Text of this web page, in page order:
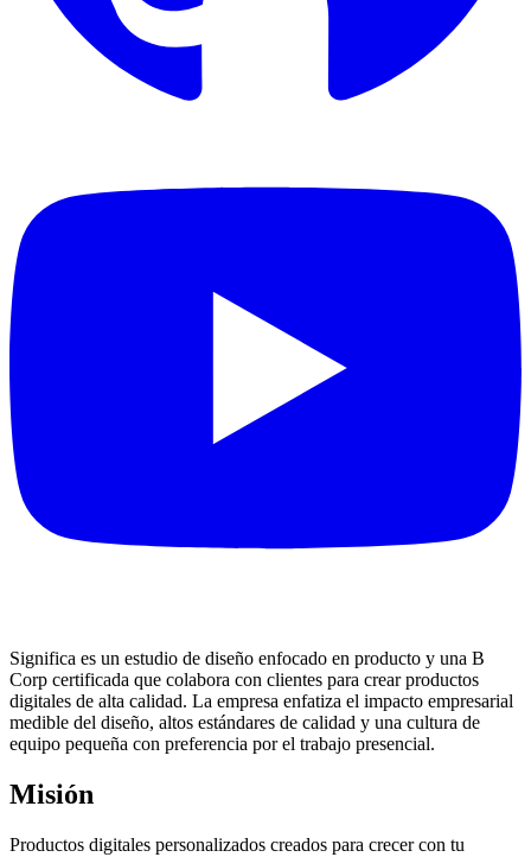
Significa es un estudio de diseño enfocado en producto y una B
Corp certificada que colabora con clientes para crear productos
digitales de alta calidad. La empresa enfatiza el impacto empresarial
medible del diseño, altos estándares de calidad y una cultura de
equipo pequeña con preferencia por el trabajo presencial.
Misión
Productos digitales personalizados creados para crecer con tu